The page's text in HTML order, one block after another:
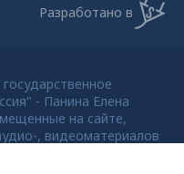
Разработано в
- Панина Елена
на сайте,
, видеоматериалов